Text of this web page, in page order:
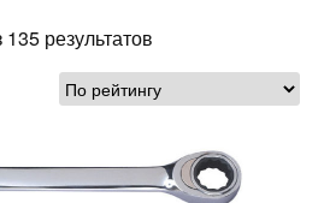
результатов